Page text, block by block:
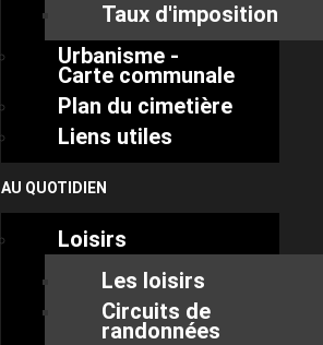
Taux d'imposition
Urbanisme -
Carte communale
Plan du cimetière
Liens utiles
AU QUOTIDIEN
Loisirs
Les loisirs
Circuits de
randonnées